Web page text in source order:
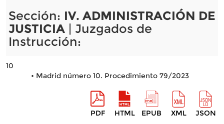
Sección: IV. ADMINISTRACIÓN DE
JUSTICIA| Juzgados de
Instrucción:
10
• Madrid número 10. Procedimiento 79/2023
PDF HTML EPUB XML JSON